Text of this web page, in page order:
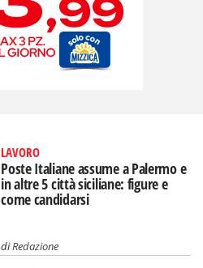
LAVORO
Poste Italiane assume a Palermo e
in altre 5 città siciliane: figure e
come candidarsi
diRedazione